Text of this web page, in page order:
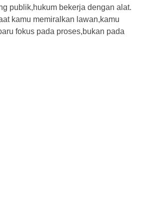
publik,hukum bekerja dengan alat.
kamu memiralkan lawan,kamu
fokus pada proses,bukan pada